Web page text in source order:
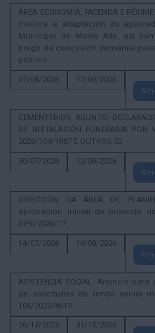
ÁREA ECONOMÍA, FACENDA E
mellora e adaptación do
Municipal de Monte Alto, así
prego da concesión demanial
público
07/08/2026
17/09/2026
CEMENTERIOS. ASUNTO:
DE INSTALACIÓN FUNERARIA POR
2026/104/1887 E OUTROS 32
30/07/2026
12/08/2026
DIRECCIÓN DA ÁREA DE
aprobación inicial do proxecto
DPE/2026/17
14/07/2026
14/08/2026
ASISTENCIA SOCIAL. Anuncio
de solicitudes de renda social
105/2025/8613
26/12/2025
31/12/2026